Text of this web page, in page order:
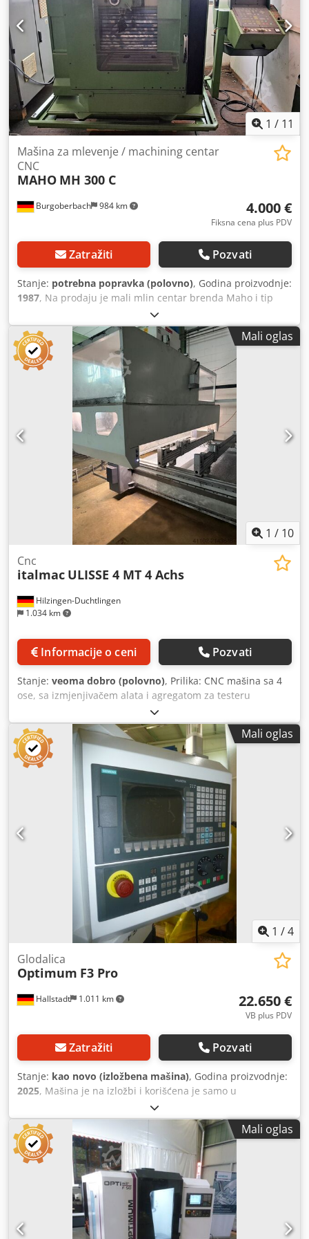
Aex Ndbqoaysha - Upravljanje: DIALOG 11 - Elektronski
ručni točak - Horizontalno glodalo vreteno - Uređaj za
hlađenje
1 / 11
Burgoberbach 984 km
Mašina za mlevenje / machining centar
CNC
MAHO MH 300 C
4.000 €
Fiksna cena plus PDV
Zatražiti Pozvati
Stanje: potrebna popravka (polovno), Godina proizvodnje:
1987, Na prodaju je mali mlin centar brenda Maho i tip
300 C Napajanje ima kvar, ali ovo se može popraviti
Specifikacije: Godina proizvodnje 1987 Tip: MH 300 C CNC
kontroliše Phillips 432 Tabela: 550x275 mm Putuj x/y/z :
300/350/220 mm Adapter SK 40 Chjdsir U H Ejpfx Aayoa
Brzina vretena: 20-4000 rpm Glavna disk jedinica: 3.3 kw
Brzi prolaz: 3 m/min Quill potez: 50 mm Dimenzije: 2000 x
2000 x 2000 mm Težina: oko 1900 kg Cene plus PDV
Prikazivanje mogućeg po zakazanoj obavezi. Kontaktirajte
nas, naš tim će vam rado pomoći. Moguća je razmena ili
razmena! Kupovina / prodaja mašina KUPOVINA / PRODAJA
PROIZVODNIH I METALURŠKIH MAŠINA I JOŠ MNOGO
TOGA. Da li vam je potrebna visokokvalitetna, ali jeftina
metalna mašina za vašu proizvodnju? Ili želite da prodate
vaše? Za više informacija ili kontakt opcije posetite nas na
našem veb sajtu
Mali oglas
1 / 10
Hilzingen-Duchtlingen
1.034 km
Cnc
italmac ULISSE 4 MT 4 Achs
Informacije o ceni Pozvati
Stanje: veoma dobro (polovno), Prilika: CNC mašina sa 4
ose, sa izmjenjivačem alata i agregatom za testeru
Mali oglas
1 /4
Hallstadt 1.011 km
Glodalica
Optimum F3 Pro
22.650 €
VB plus PDV
Zatražiti Pozvati
Stanje: kao novo (izložbena mašina), Godina proizvodnje:
2025, Mašina je na izložbi i korišćena je samo u
demonstracijske svrhe. Optimill F 3 Pro CNC glodalica
(mašina za obuku) direktno od proizvođača. F 3 PRO -
OPTIMUM CNC glodalica sa Siemens kontrolom SINUMERIK
808D Advanced odlikuje se performansama, brzinom,
preciznošću i dugim vijekom trajanja. Sve linearne vodilice
sa poklopcima od nerđajućeg čelika Automatsko centralno
podmazivanje Servo pogon kompanije SIEMENS u svim
osama (otvorena petlja) Mak. brzina vretena 4000 min-1
Svetlo mašine u radnom području Prenosivi, elektronski
ručni točak sa dugmetom za omogućavanje i prekidačem
Mali oglas